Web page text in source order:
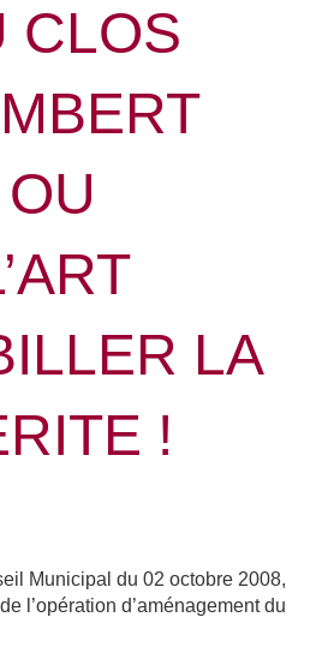
CLOS
OU
LA
!
Municipal du 02 octobre 2008,
l’opération d’aménagement du